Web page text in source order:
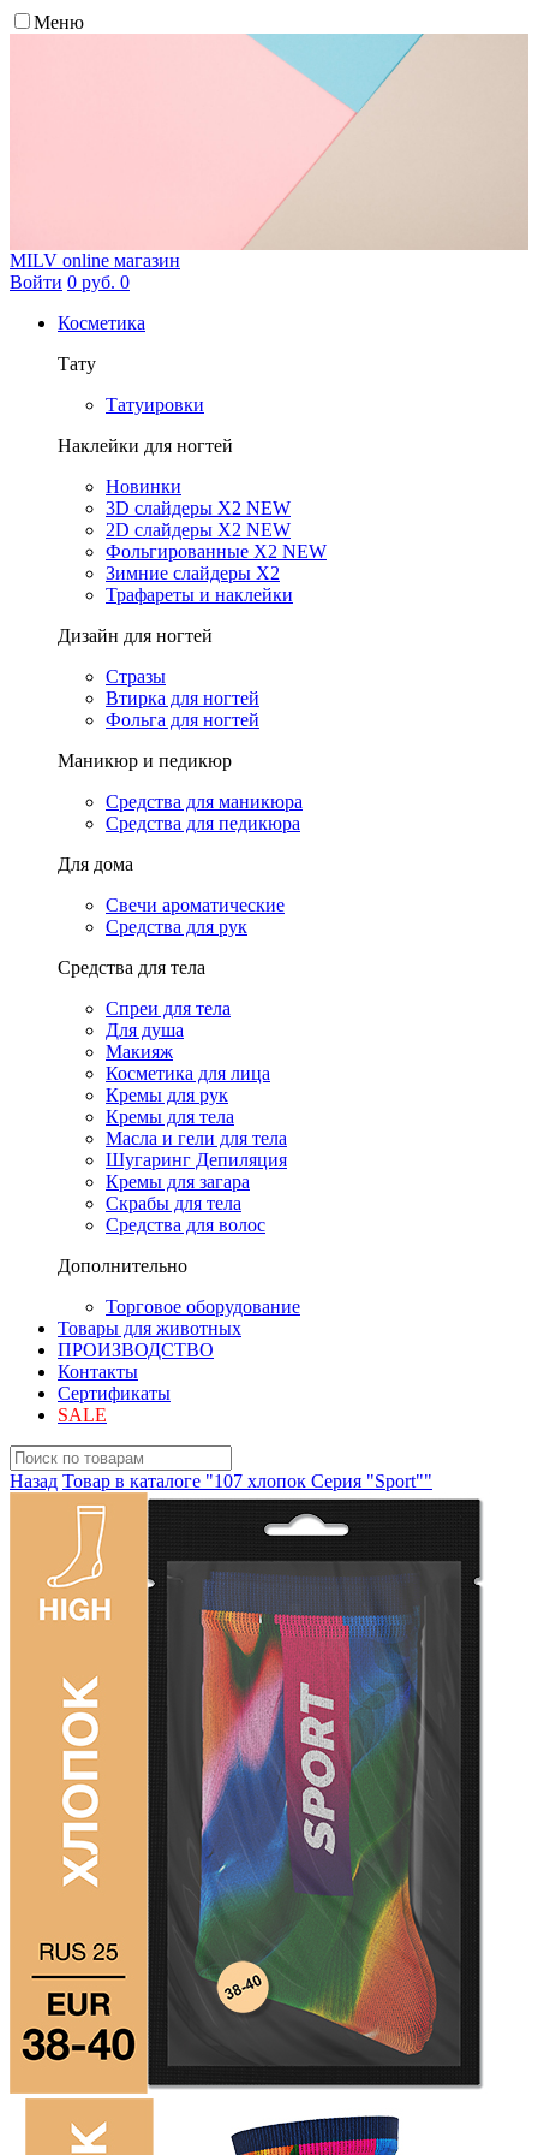
Меню
MILV online магазин
Войти 0 руб. 0
Косметика
Тату
Татуировки
Наклейки для ногтей
Новинки
3D слайдеры X2 NEW
2D слайдеры X2 NEW
Фольгированные X2 NEW
Зимние слайдеры Х2
Трафареты и наклейки
Дизайн для ногтей
Стразы
Втирка для ногтей
Фольга для ногтей
Маникюр и педикюр
Средства для маникюра
Средства для педикюра
Для дома
Свечи ароматические
Средства для рук
Средства для тела
Спреи для тела
Для душа
Макияж
Косметика для лица
Кремы для рук
Кремы для тела
Масла и гели для тела
Шугаринг Депиляция
Кремы для загара
Скрабы для тела
Средства для волос
Дополнительно
Торговое оборудование
Товары для животных
ПРОИЗВОДСТВО
Контакты
Сертификаты
SALE
Назад Товар в каталоге "107 хлопок Серия "Sport""